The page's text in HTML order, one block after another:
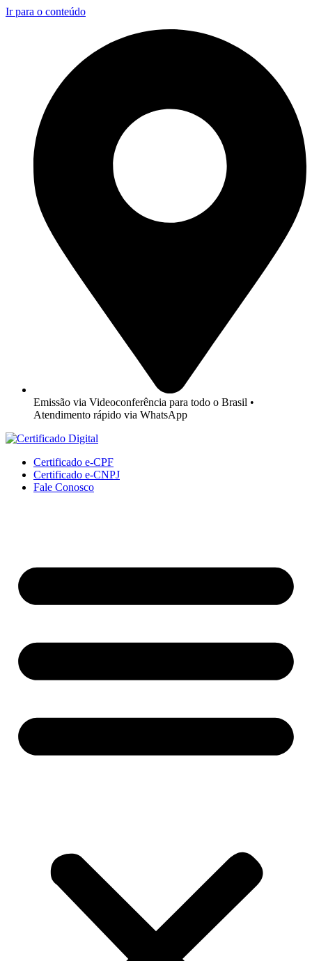
Ir para o conteúdo
Emissão via Videoconferência para todo o Brasil •
Atendimento rápido via WhatsApp
Certificado e-CPF
Certificado e-CNPJ
Fale Conosco